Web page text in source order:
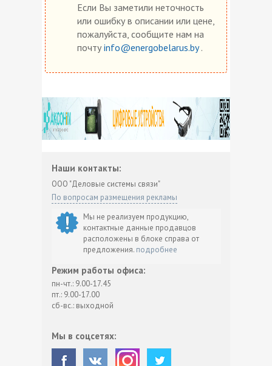
Если Вы заметили неточность
или ошибку в описании или цене,
пожалуйста, сообщите нам на
почту info@energobelarus.by.
Наши контакты:
ООО "Деловые системы связи"
По вопросам размещения рекламы
Мы не реализуем продукцию,
контактные данные продавцов
расположены в блоке справа от
предложения. подробнее
Режим работы офиса:
пн-чт.: 9.00-17.45
пт.: 9.00-17.00
сб-вс.: выходной
Мы в соцсетях: